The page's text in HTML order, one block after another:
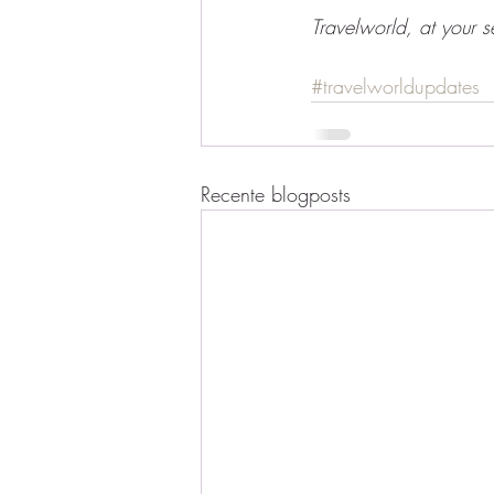
Travelworld, at your
#travelworldupdates
Recente blogposts